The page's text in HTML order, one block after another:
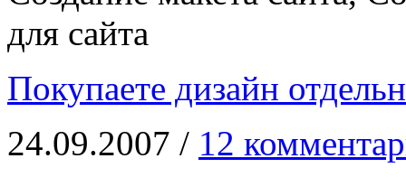
для сайта
Покупаете дизайн
24.09.2007 / 12